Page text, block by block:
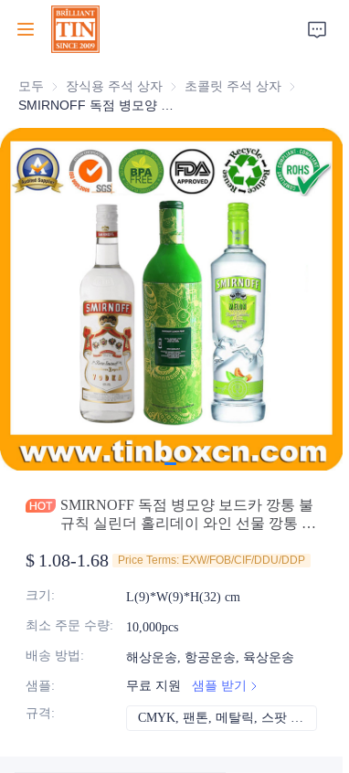
모두 장식용 주석 상자 장식용 주석 상자
초콜릿 주석 상자 초콜릿 주석
SMIRNOFF 독점 병모양 보드카 깡통 불
규칙 실린더 홀리데이 와인 선물 깡통 선
$ 1.08-1.68 Price Terms: EXW/FOB/CIF/DDU/DDP
크기 : L(9)*W(9)*H(32) cm
최소 주문 수량: 10,000pcs
배송 방법 : 해상운송, 항공운송, 육상운송
샘플: 무료 지원
샘플 받기
규격 : CMYK, 팬톤, 메탈릭, 스팟 컬러 등
집
회사
제품
고객 서비스
지속 가능성
소식